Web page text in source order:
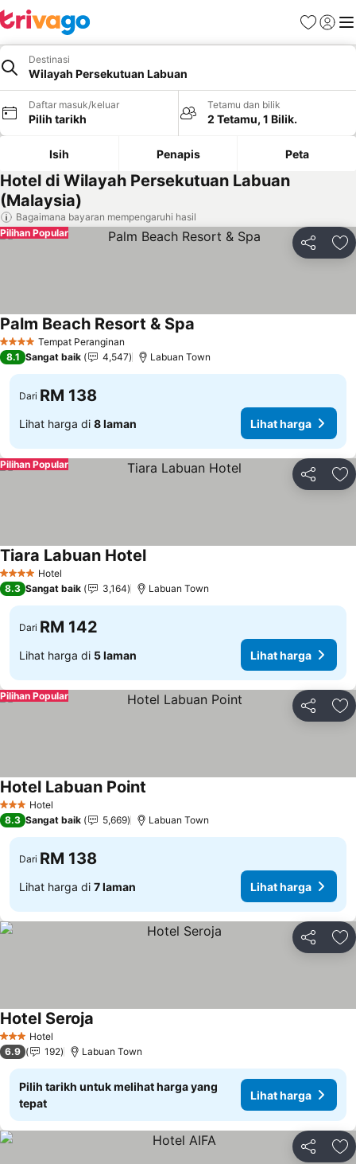
Kegemaran
Daftar
Destinasi
Wilayah Persekutuan Labuan
Daftar masuk/keluar
Pilih tarikh
Tetamu dan bilik
2 Tetamu, 1 Bilik.
Isih Penapis Peta
Hotel di Wilayah Persekutuan Labuan
(Malaysia)
Bagaimana bayaran mempengaruhi hasil
Kongsi
Pilihan Popular
4 BintangTempat Peranginan
Palm Beach Resort & Spa
8.1 Sangat baik 4,547 Labuan Town
Dari RM 138
Lihat harga di 8 laman Lihat harga
Kongsi
Pilihan Popular
4 BintangHotel
Tiara Labuan HotelLihat harga
8.3 Sangat baik 3,164 Labuan Town
Dari RM 142
Lihat harga di 5 laman Lihat harga
Kongsi
Pilihan Popular
3 BintangHotel
Hotel Labuan Point
8.3 Sangat baik 5,669 Labuan Town
Dari RM 138
Lihat harga di 7 laman Lihat harga
Kongsi
3 BintangHotel
Hotel Seroja
6.9 192 Labuan Town
Pilih tarikh untuk melihat harga yang
tepat
Lihat harga
Kongsi